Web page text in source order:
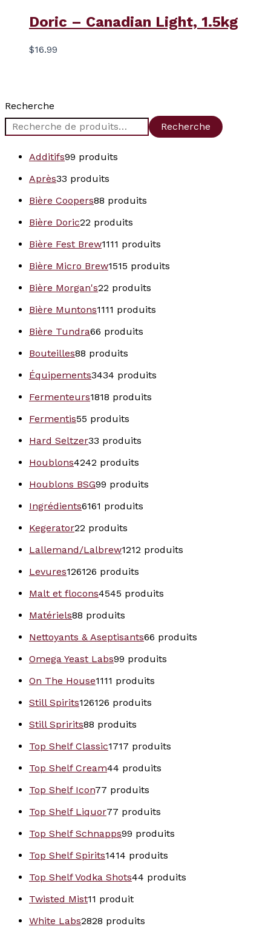
Doric – Canadian Light, 1.5kg
$16.99
Recherche
Recherche
Additifs99 produits
Après33 produits
Bière Coopers88 produits
Bière Doric22 produits
Bière Fest Brew1111 produits
Bière Micro Brew1515 produits
Bière Morgan's22 produits
Bière Muntons1111 produits
Bière Tundra66 produits
Bouteilles88 produits
Équipements3434 produits
Fermenteurs1818 produits
Fermentis55 produits
Hard Seltzer33 produits
Houblons4242 produits
Houblons BSG99 produits
Ingrédients6161 produits
Kegerator22 produits
Lallemand/Lalbrew1212 produits
Levures126126 produits
Malt et flocons4545 produits
Matériels88 produits
Nettoyants & Aseptisants66 produits
Omega Yeast Labs99 produits
On The House1111 produits
Still Spirits126126 produits
Still Spririts88 produits
Top Shelf Classic1717 produits
Top Shelf Cream44 produits
Top Shelf Icon77 produits
Top Shelf Liquor77 produits
Top Shelf Schnapps99 produits
Top Shelf Spirits1414 produits
Top Shelf Vodka Shots44 produits
Twisted Mist11 produit
White Labs2828 produits